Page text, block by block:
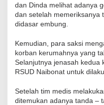
dan Dinda melihat adanya
dan setelah memeriksanya
didasar embung.
Kemudian, para saksi
korban kerumahnya yang
Selanjutnya jenasah kedua
RSUD Naibonat untuk
Setelah tim medis
ditemukan adanya tanda –